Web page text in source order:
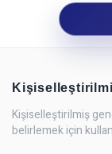
Kişiselleştirilmiş
belirlemek için